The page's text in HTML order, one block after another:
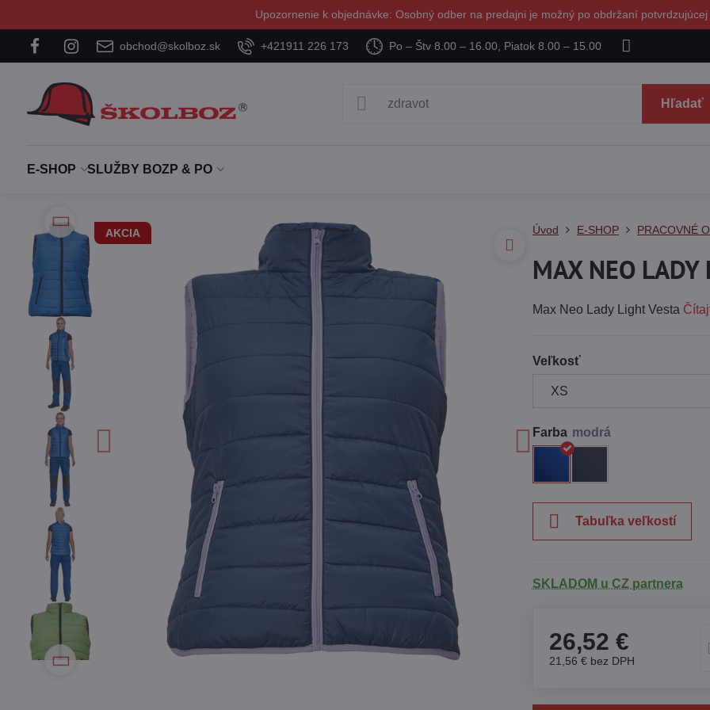
Upozornenie k objednávke: Osobný odber na predajni je možný po obdržaní potvrdzujúcej
obchod@skolboz.sk +421911 226 173 Po – Štv 8.00 – 16.00, Piatok 8.00 – 15.00
Hľadať
E-SHOP SLUŽBY BOZP & PO
AKCIA Úvod E-SHOP PRACOVNÉ
MAX NEO
Max Neo Lady Light Vesta
Veľkosť
Farba
Tabuľka veľkostí
SKLADOM u CZ partnera
26,52 €
21,56 € bez DPH